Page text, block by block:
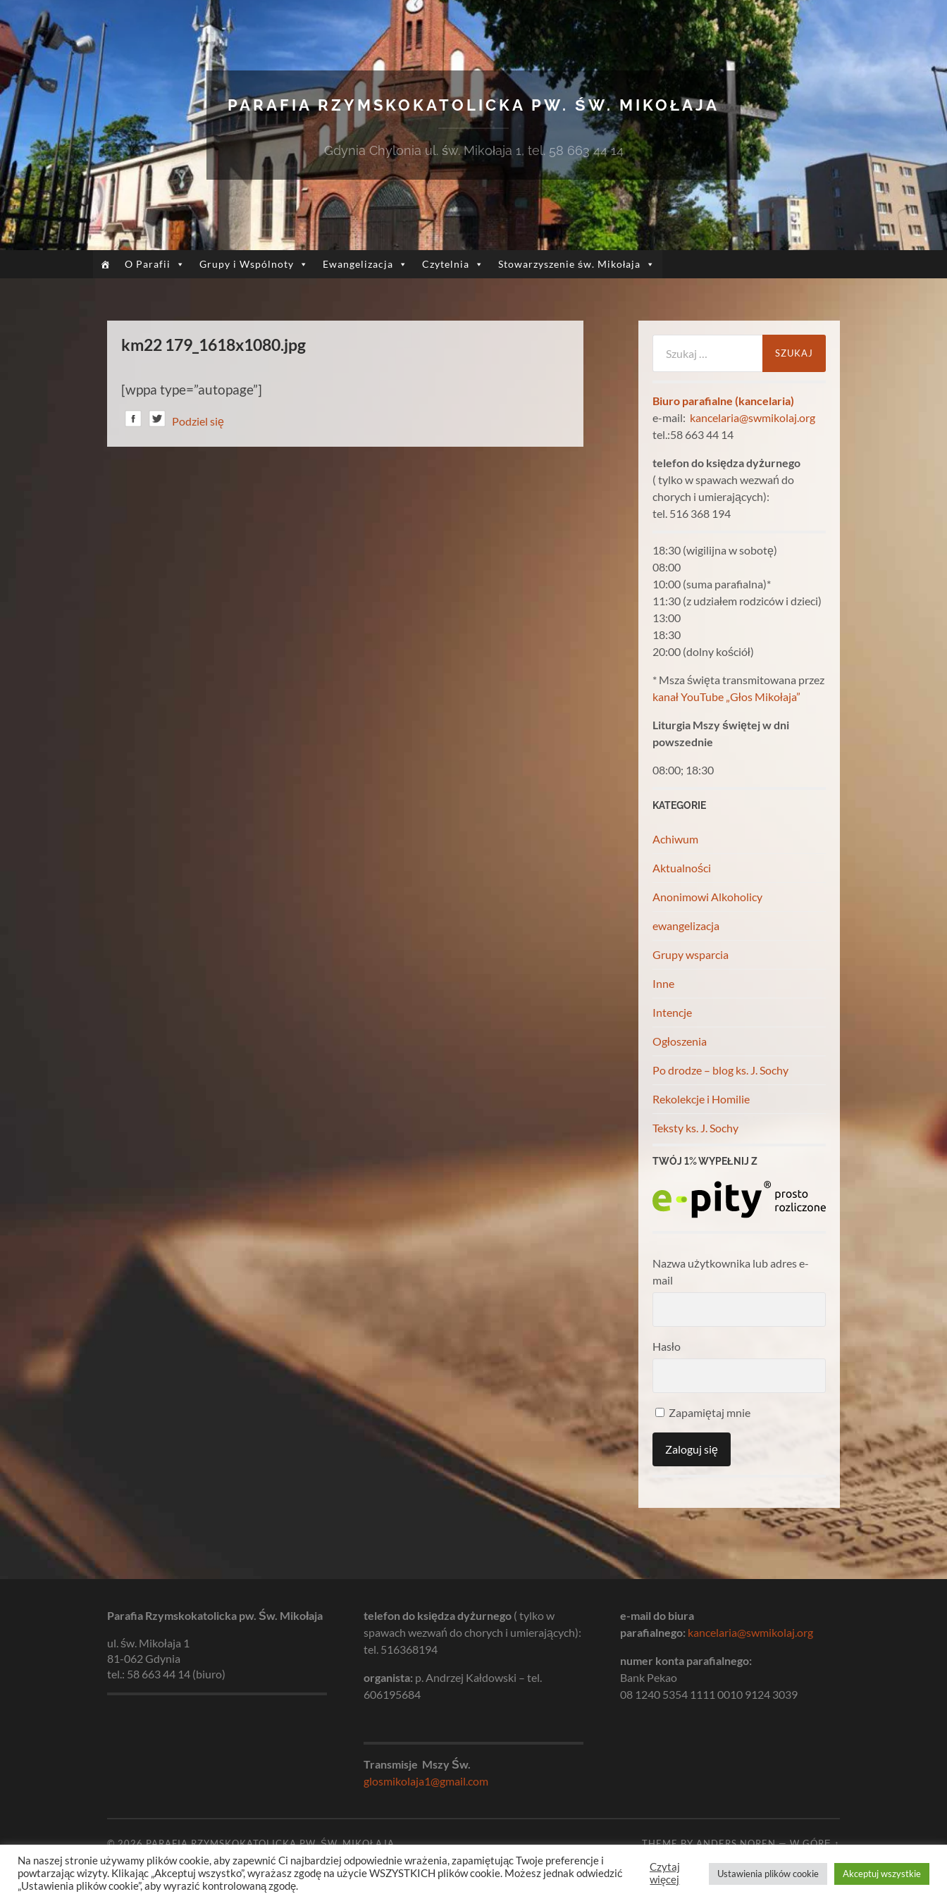
PARAFIA RZYMSKOKATOLICKA PW. ŚW. MIKOŁAJA
Gdynia Chylonia ul. św. Mikołaja 1, tel. 58 663 44 14
O Parafii Grupy i Wspólnoty Ewangelizacja Czytelnia Stowarzyszenie św. Mikołaja
km22 179_1618x1080.jpg
[wppa type=”autopage”]
Podziel się
Biuro parafialne (kancelaria)
e-mail: kancelaria@swmikolaj.org
tel.:58 663 44 14
telefon do księdza dyżurnego
( tylko w spawach wezwań do
chorych i umierających):
tel. 516 368 194
18:30 (wigilijna w sobotę)
08:00
10:00 (suma parafialna)*
11:30 (z udziałem rodziców i dzieci)
13:00
18:30
20:00 (dolny kościół)
* Msza święta transmitowana przez
kanał YouTube „Głos Mikołaja”
Liturgia Mszy świętej w dni
powszednie
08:00; 18:30
KATEGORIE
Achiwum
Aktualności
Anonimowi Alkoholicy
ewangelizacja
Grupy wsparcia
Inne
Intencje
Ogłoszenia
Po drodze – blog ks. J. Sochy
Rekolekcje i Homilie
Teksty ks. J. Sochy
TWÓJ 1% WYPEŁNIJ Z
Nazwa użytkownika lub adres e-
mail
Hasło
Zapamiętaj mnie
Parafia Rzymskokatolicka pw. Św. Mikołaja
ul. św. Mikołaja 1
81-062 Gdynia
tel.: 58 663 44 14 (biuro)
telefon do księdza dyżurnego ( tylko w
spawach wezwań do chorych i umierających):
tel. 516368194
organista: p. Andrzej Kałdowski – tel.
606195684
Transmisje Mszy Św.
glosmikolaja1@gmail.com
e-mail do biura
parafialnego: kancelaria@swmikolaj.org
numer konta parafialnego:
Bank Pekao
08 1240 5354 1111 0010 9124 3039
© 2026PARAFIA RZYMSKOKATOLICKA PW. ŚW. MIKOŁAJA THEME BYANDERS NOREN—W GÓRĘ ↑
Na naszej stronie używamy plików cookie, aby zapewnić Ci najbardziej odpowiednie wrażenia, zapamiętując Twoje preferencje i
powtarzając wizyty. Klikając „Akceptuj wszystko”, wyrażasz zgodę na użycie WSZYSTKICH plików cookie. Możesz jednak odwiedzić
„Ustawienia plików cookie”, aby wyrazić kontrolowaną zgodę.
Czytaj
więcej
Ustawienia plików cookie Akceptuj wszystkie